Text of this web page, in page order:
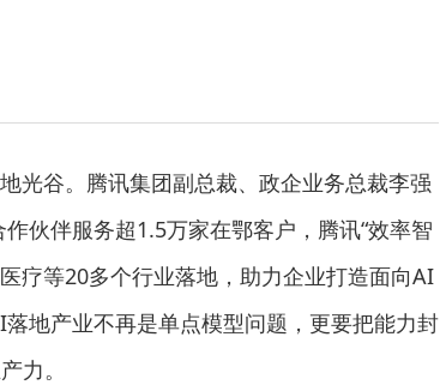
光谷。腾讯集团副总裁、政企业务总裁李强
伙伴服务超1.5万家在鄂客户，腾讯“效率智
疗等20多个行业落地，助力企业打造面向AI
地产业不再是单点模型问题，更要把能力封
力。